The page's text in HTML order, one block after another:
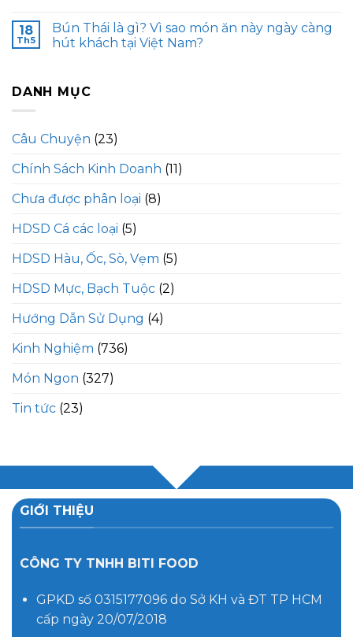
18
Th5
Bún Thái là gì? Vì sao món ăn này ngày càng
hút khách tại Việt Nam?
DANH MỤC
Câu Chuyện (23)
Chính Sách Kinh Doanh (11)
Chưa được phân loại (8)
HDSD Cá các loại (5)
HDSD Hàu, Ốc, Sò, Vẹm (5)
HDSD Mực, Bạch Tuộc (2)
Hướng Dẫn Sử Dụng (4)
Kinh Nghiệm (736)
Món Ngon (327)
Tin tức (23)
GIỚI THIỆU
CÔNG TY TNHH BITI FOOD
GPKD số 0315177096 do Sở KH và ĐT TP HCM
cấp ngày 20/07/2018